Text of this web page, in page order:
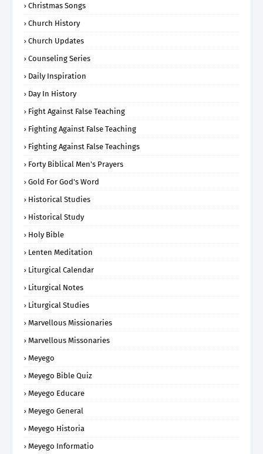
Christmas Songs
Church History
Church Updates
Counseling Series
Daily Inspiration
Day In History
Fight Against False Teaching
Fighting Against False Teaching
Fighting Against False Teachings
Forty Biblical Men's Prayers
Gold For God's Word
Historical Studies
Historical Study
Holy Bible
Lenten Meditation
Liturgical Calendar
Liturgical Notes
Liturgical Studies
Marvellous Missionaries
Marvellous Missonaries
Meyego
Meyego Bible Quiz
Meyego Educare
Meyego General
Meyego Historia
Meyego Informatio